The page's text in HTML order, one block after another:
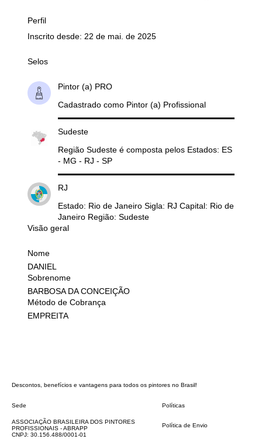
Perfil
Inscrito desde: 22 de mai. de 2025
Selos
Pintor (a) PRO
Cadastrado como Pintor (a) Profissional
Sudeste
Região Sudeste é composta pelos Estados: ES
- MG - RJ - SP
RJ
Estado: Rio de Janeiro Sigla: RJ Capital: Rio de
Janeiro Região: Sudeste
Visão geral
Nome
DANIEL
Sobrenome
BARBOSA DA CONCEIÇÃO
Método de Cobrança
EMPREITA
Descontos, benefícios e vantagens para todos os pintores no Brasil!
Sede
ASSOCIAÇÃO BRASILEIRA DOS PINTORES
PROFISSIONAIS - ABRAPP
CNPJ: 30.156.488/0001-01
Políticas
Política de Envio